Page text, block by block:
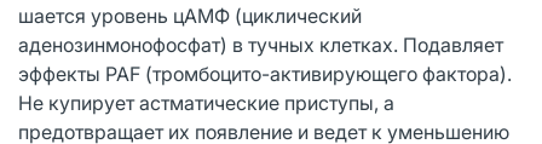
шается уровень цАМФ (циклический
аденозинмонофосфат) в тучных клетках. Подавляет
эффекты PAF (тромбоцито-активирующего фактора).
Не купирует астматические приступы, а
предотвращает их появление и ведет к уменьшению